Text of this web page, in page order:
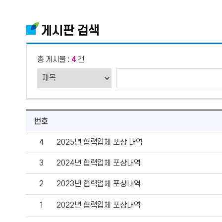
게시판 검색
총 게시물 : 4건
번호
4 2025년 협력업체 포상 내역
3 2024년 협력업체 포상내역
2 2023년 협력업체 포상내역
1 2022년 협력업체 포상내역